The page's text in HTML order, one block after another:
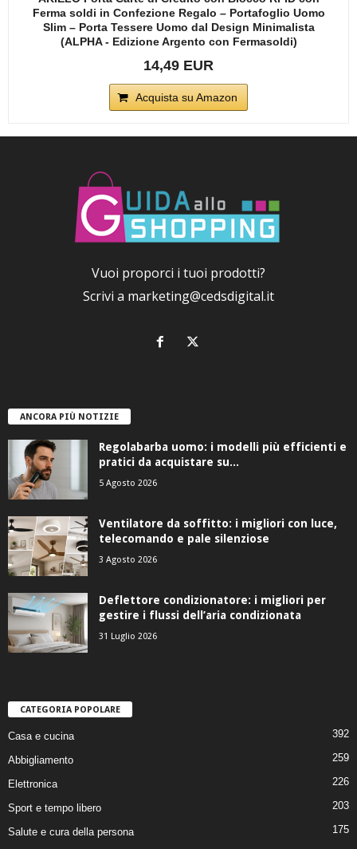
Ferma soldi in Confezione Regalo – Portafoglio Uomo
Slim – Porta Tessere Uomo dal Design Minimalista
(ALPHA - Edizione Argento con Fermasoldi)
14,49 EUR
Acquista su Amazon
Vuoi proporci i tuoi prodotti?
Scrivi a marketing@cedsdigital.it
ANCORA PIÙ NOTIZIE
Regolabarba uomo: i modelli più efficienti e
pratici da acquistare su...
5 Agosto 2026
Ventilatore da soffitto: i migliori con luce,
telecomando e pale silenziose
3 Agosto 2026
Deflettore condizionatore: i migliori per
gestire i flussi dell’aria condizionata
31 Luglio 2026
CATEGORIA POPOLARE
Casa e cucina 392
Abbigliamento 259
Elettronica 226
Sport e tempo libero 203
Salute e cura della persona
175